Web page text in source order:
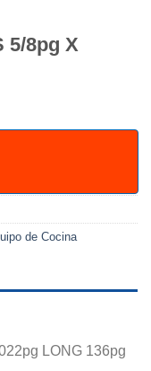
5/8pg X
de Cocina
LONG 136pg